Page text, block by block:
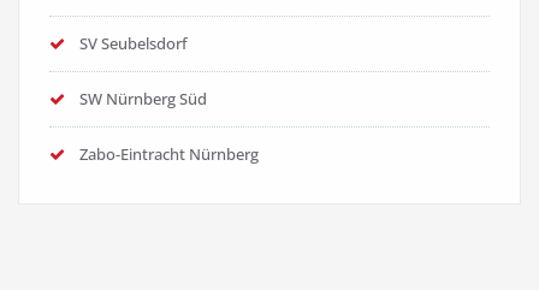
SV Seubelsdorf
SW Nürnberg Süd
Zabo-Eintracht Nürnberg